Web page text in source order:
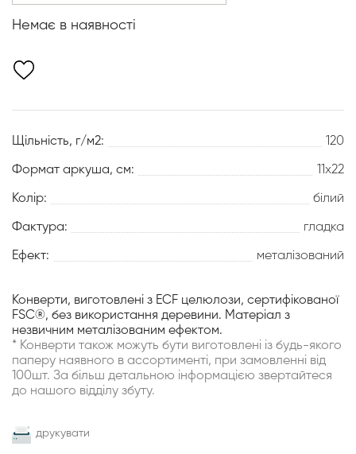
Щільність, г/м2: 120
Формат аркуша, см: 11х22
Колір: білий
Фактура: гладка
Ефект: металізований
Конверти, виготовлені з ECF целюлози, сертифікованої
FSC®, без використання деревини. Матеріал з
незвичним металізованим ефектом.
* Конверти також можуть бути виготовлені із будь-якого
паперу наявного в ассортименті, при замовленні від
100шт. За більш детальною інформацією звертайтеся
до нашого відділу збуту.
друкувати
Немає в наявності